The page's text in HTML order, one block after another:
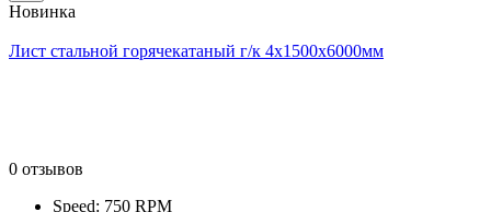
Новинка
Лист стальной горячекатаный г/к 4х1500х6000мм
0 отзывов
Speed: 750 RPM